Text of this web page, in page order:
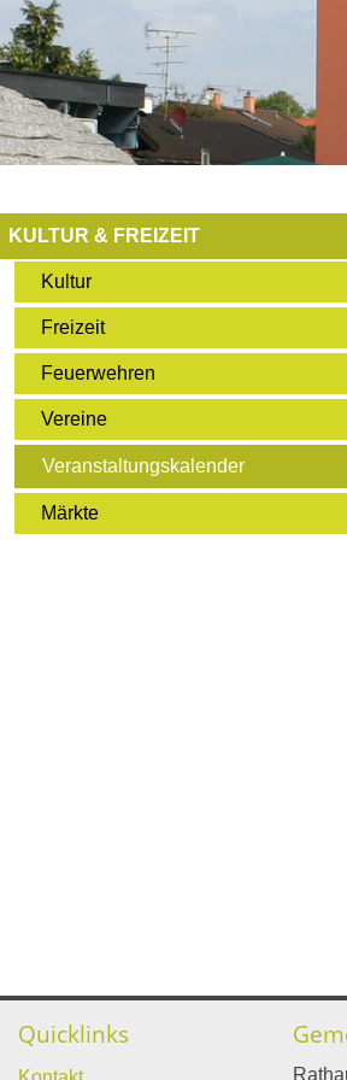
KULTUR & FREIZEIT
Kultur
Freizeit
Feuerwehren
Vereine
Veranstaltungskalender
Märkte
Quicklinks